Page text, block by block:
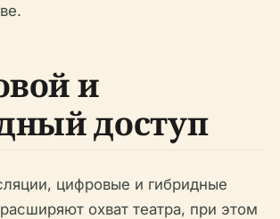
и
доступ
цифровые и гибридные
охват театра, при этом